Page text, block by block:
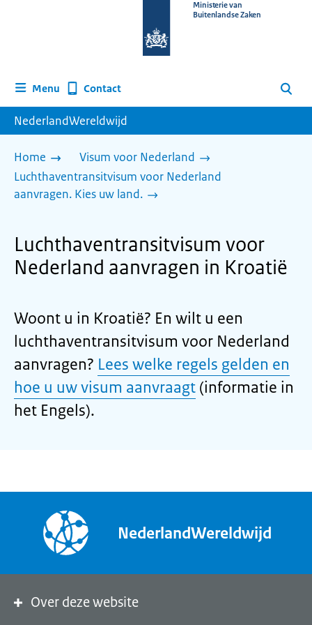
homepage
Ministerie van
Buitenlandse Zaken
Menu Contact Zoeken
NederlandWereldwijd
Home
Visum voor Nederland
Luchthaventransitvisum voor Nederland
aanvragen. Kies uw land.
Luchthaventransitvisum voor
Nederland aanvragen in Kroatië
Woont u in Kroatië? En wilt u een
luchthaventransitvisum voor Nederland
aanvragen? Lees welke regels gelden en
hoe u uw visum aanvraagt (informatie in
het Engels).
NederlandWereldwijd
Over deze website